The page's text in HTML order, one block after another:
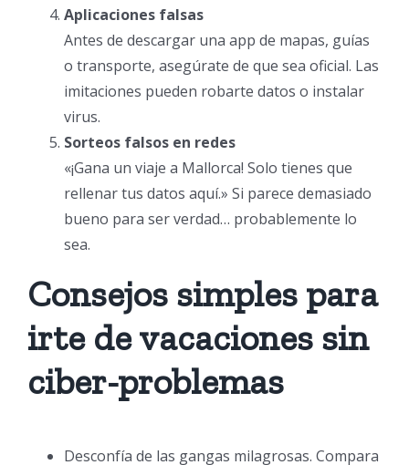
Aplicaciones falsas
Antes de descargar una app de mapas, guías
o transporte, asegúrate de que sea oficial. Las
imitaciones pueden robarte datos o instalar
virus.
Sorteos falsos en redes
«¡Gana un viaje a Mallorca! Solo tienes que
rellenar tus datos aquí.» Si parece demasiado
bueno para ser verdad… probablemente lo
sea.
Consejos simples para
irte de vacaciones sin
ciber-problemas
Desconfía de las gangas milagrosas. Compara